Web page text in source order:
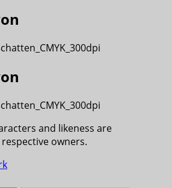
and likeness are
owners.